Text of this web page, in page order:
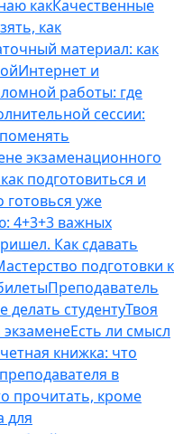
какКачественные
как
материал: как
Интернет и
работы: где
сессии:
экзаменационного
подготовиться и
уже
4+3+3 важных
Как сдавать
подготовки к
Преподаватель
делать студентуТвоя
экзаменеЕсть ли смысл
книжка: что
в
прочитать, кроме
для